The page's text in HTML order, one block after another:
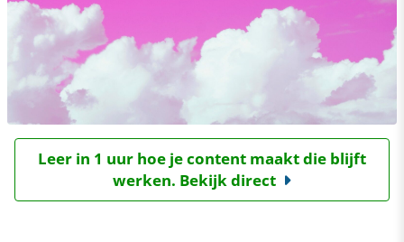
Leer in 1 uur hoe je content maakt die blijft
werken. Bekijk direct